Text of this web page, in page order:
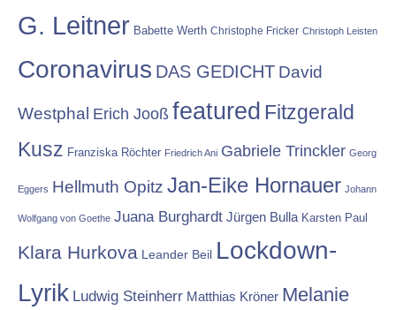
G. Leitner Babette Werth Christophe Fricker Christoph Leisten
Coronavirus DAS GEDICHT David
Westphal Erich Jooß featured Fitzgerald
Kusz Franziska Röchter Friedrich Ani Gabriele Trinckler Georg
Eggers Hellmuth Opitz Jan-Eike Hornauer Johann
Wolfgang von Goethe Juana Burghardt Jürgen Bulla Karsten Paul
Klara Hurkova Leander Beil Lockdown-
Lyrik Ludwig Steinherr Matthias Kröner Melanie